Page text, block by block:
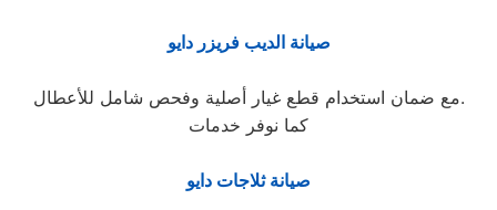
صيانة الديب فريزر دايو
مع ضمان استخدام قطع غيار أصلية وفحص شامل للأعطال.
كما نوفر خدمات
صيانة ثلاجات دايو